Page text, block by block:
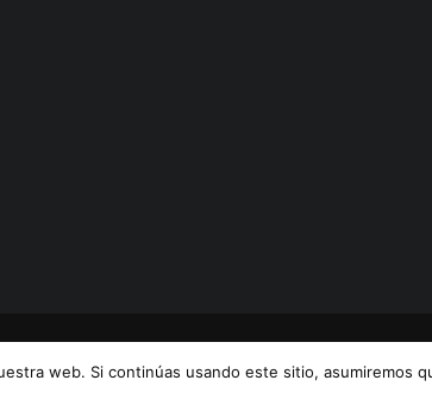
El Dornillo. Todos los derechos reservados
web. Si continúas usando este sitio, asumiremos